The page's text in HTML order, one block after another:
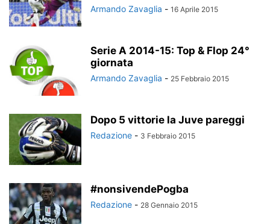
Armando Zavaglia - 16 Aprile 2015
Serie A 2014-15: Top & Flop 24°
giornata
Armando Zavaglia - 25 Febbraio 2015
Dopo 5 vittorie la Juve pareggi
Redazione - 3 Febbraio 2015
#nonsivendePogba
Redazione - 28 Gennaio 2015